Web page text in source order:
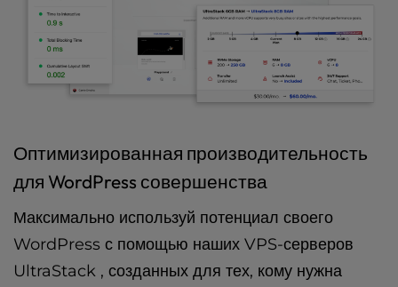
Оптимизированная производительность
для WordPress совершенства
Максимально используй потенциал своего
WordPress с помощью наших VPS-серверов
UltraStack , созданных для тех, кому нужна